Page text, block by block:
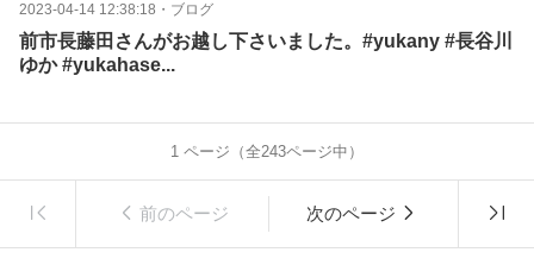
2023-04-14 12:38:18 ・ ブログ
前市長藤田さんがお越し下さいました。#yukany #長谷川
ゆか #yukahase...
1 ページ（全243ページ中）
前のページ 次のページ